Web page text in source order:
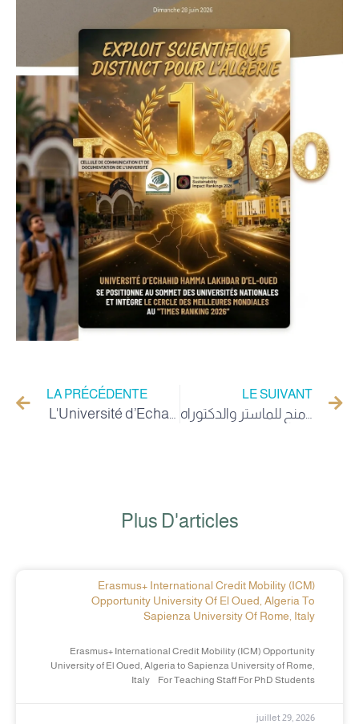
LA PRÉCÉDENTE LE SUIVANT
اعلان عن منح للماستر والدكتوراه: KOIKA – CIAT 2027
Plus D'articles
Erasmus+ International Credit Mobility (ICM)
Opportunity University Of El Oued, Algeria To
Sapienza University Of Rome, Italy
Erasmus+ International Credit Mobility (ICM) Opportunity
University of El Oued, Algeria to Sapienza University of Rome,
Italy For Teaching Staff For PhD Students
juillet 29, 2026